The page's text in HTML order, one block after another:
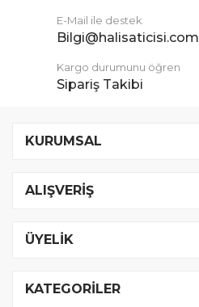
E-Mail ile destek
Bilgi@halisaticisi.com
Kargo durumunu öğren
Sipariş Takibi
KURUMSAL
ALIŞVERİŞ
ÜYELİK
KATEGORİLER